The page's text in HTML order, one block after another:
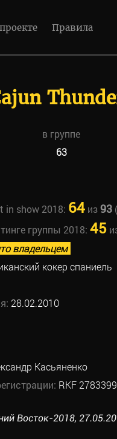
Правила
в группе
63
in show 2018: 64из93
группы 2018: 45
владельцем
кокер спаниель
28.02.2010
Касьяненко
RKF 2783399
Восток-2018,